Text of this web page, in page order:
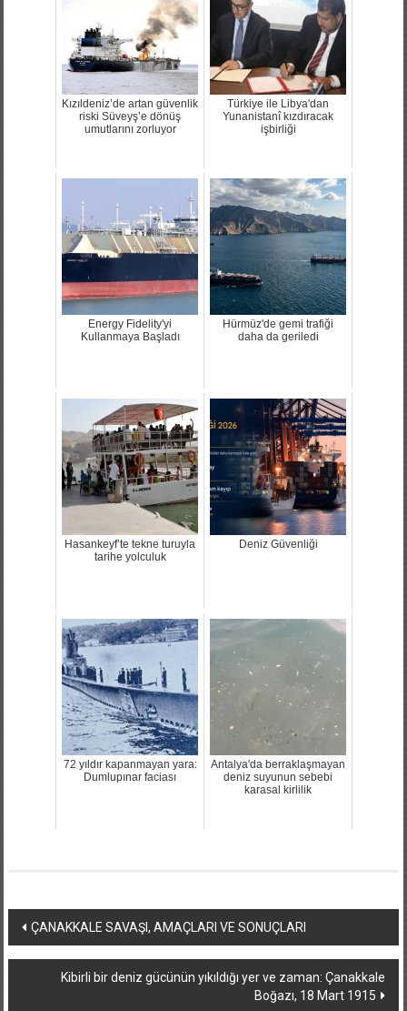
Kızıldeniz’de artan güvenlik
riski Süveyş’e dönüş
umutlarını zorluyor
Türkiye ile Libya'dan
Yunanistanî kızdıracak
işbirliği
Energy Fidelity'yi
Kullanmaya Başladı
Hürmüz'de gemi trafiği
daha da geriledi
Hasankeyf’te tekne turuyla
tarihe yolculuk
Deniz Güvenliği
72 yıldır kapanmayan yara:
Dumlupınar faciası
Antalya'da berraklaşmayan
deniz suyunun sebebi
karasal kirlilik
Yazı
dolaşımı
ÇANAKKALE SAVAŞI, AMAÇLARI VE SONUÇLARI
Kibirli bir deniz gücünün yıkıldığı yer ve zaman: Çanakkale
Boğazı, 18 Mart 1915